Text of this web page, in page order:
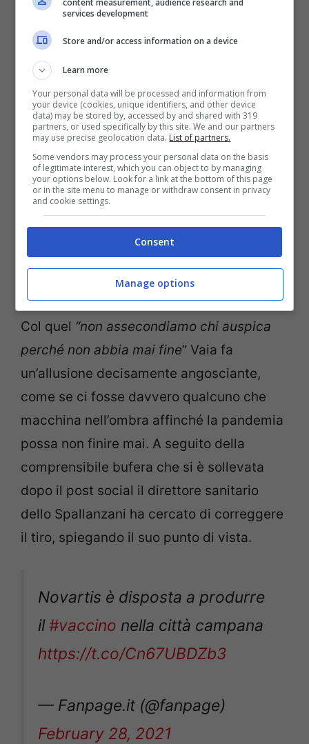
— La Stampa (@LaStampa)
February 28, 2021
Col quel “non assecondiamo chi auspica
perché non abbia mai fine” Vaia fa
un’allusione decisamente angosciante,
come se ci fosse davvero qualcuno che
macchina nell’ombra affinché la pandemia
possa non finire mai. A seguito della
comprensibile bufera che si è sollevata
dopo il post social il direttore sanitario
dello Spallanzani ha cercato di correggere
il tiro, spiegando il suo punto di vista.
Novartis è disposta a produrre
il #vaccino nella città campana
https://t.co/Cn67UBDZb3
— Fanpage.it (@fanpage)
February 28, 2021
services development
Store and/or access information on a device
Learn more
Your personal data will be processed and information from
your device (cookies, unique identifiers, and other device
data) may be stored by, accessed by and shared with 319
partners, or used specifically by this site. We and our partners
may use precise geolocation data. List of partners.
Some vendors may process your personal data on the basis
of legitimate interest, which you can object to by managing
your options below. Look for a link at the bottom of this page
or in the site menu to manage or withdraw consent in privacy
and cookie settings.
Consent
Manage options